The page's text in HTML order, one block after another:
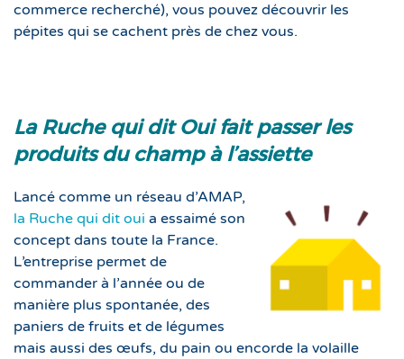
commerce recherché), vous pouvez découvrir les
pépites qui se cachent près de chez vous.
La Ruche qui dit Oui fait passer les
produits du champ à l’assiette
Lancé comme un réseau d’AMAP,
la Ruche qui dit oui a essaimé son
concept dans toute la France.
L’entreprise permet de
commander à l’année ou de
manière plus spontanée, des
paniers de fruits et de légumes
mais aussi des œufs, du pain ou encorde la volaille